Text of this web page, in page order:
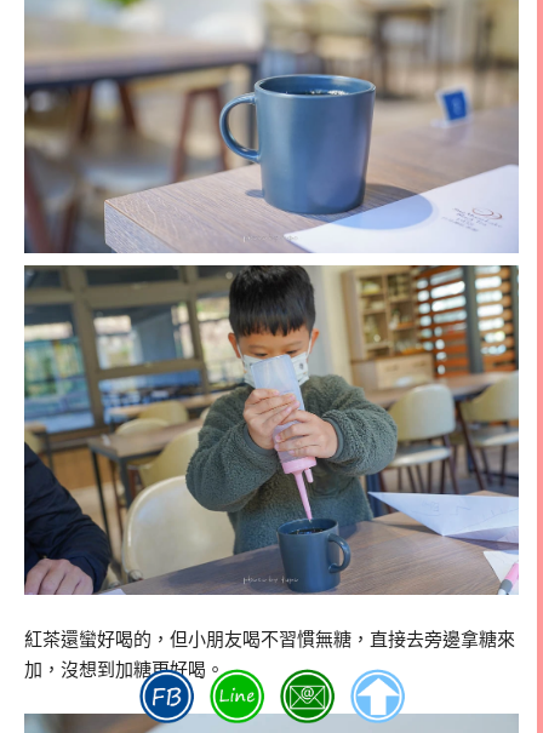
紅茶還蠻好喝的，但小朋友喝不習慣無糖，直接去旁邊拿糖來
加，沒想到加糖更好喝。